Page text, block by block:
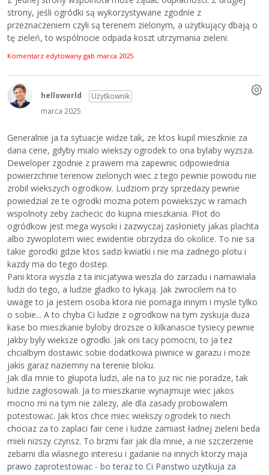
strony, jeśli ogródki są wykorzystywane zgodnie z
przeznaczeniem czyli są terenem zielonym, a użytkujący dbają o
tę zieleń, to wspólnocie odpada koszt utrzymania zieleni.
Komentarz edytowany gab marca 2025
helloworld
Użytkownik
marca 2025
Generalnie ja ta sytuacje widze tak, ze ktos kupil mieszknie za
dana cene, gdyby mialo wiekszy ogrodek to ona bylaby wyzsza.
Deweloper zgodnie z prawem ma zapewnic odpowiednia
powierzchnie terenow zielonych wiec z tego pewnie powodu nie
zrobil wiekszych ogrodkow. Ludziom przy sprzedazy pewnie
powiedzial ze te ogrodki mozna potem powiekszyc w ramach
wspolnoty zeby zachecic do kupna mieszkania. Płot do
ogródkow jest mega wysoki i zazwyczaj zasłoniety jakas plachta
albo zywoplotem wiec ewidentie obrzydza do okolice. To nie sa
takie gorodki gdzie ktos sadzi kwiatki i nie ma zadnego plotu i
kazdy ma do tego dostep.
Pani ktora wyszla z ta inicjatywa weszla do zarzadu i namawiala
ludzi do tego, a ludzie gladko to łykają. Jak zwrocilem na to
uwage to ja jestem osoba ktora nie pomaga innym i mysle tylko
o sobie... A to chyba Ci ludzie z ogrodkow na tym zyskuja duza
kase bo mieszkanie byloby drozsze o kilkanascie tysiecy pewnie
jakby byly wieksze ogrodki. Jak oni tacy pomocni, to ja tez
chcialbym dostawic sobie dodatkowa piwnice w garazu i moze
jakis garaz naziemny na terenie bloku.
Jak dla mnie to głupota ludzi, ale na to juz nic nie poradze, tak
ludzie zagłosowali. Ja to mieszkanie wynajmuje wiec jakos
mocno mi na tym nie zalezy, ale dla zasady probowalem
potestowac. Jak ktos chce miec wiekszy ogrodek to niech
chociaz za to zaplaci fair cene i ludzie zamiast ładnej zieleni beda
mieli nizszy czynsz. To brzmi fair jak dla mnie, a nie szczerzenie
zebami dla wlasnego interesu i gadanie na innych ktorzy maja
prawo zaprotestowac - bo teraz to Ci Panstwo uzytkuja za